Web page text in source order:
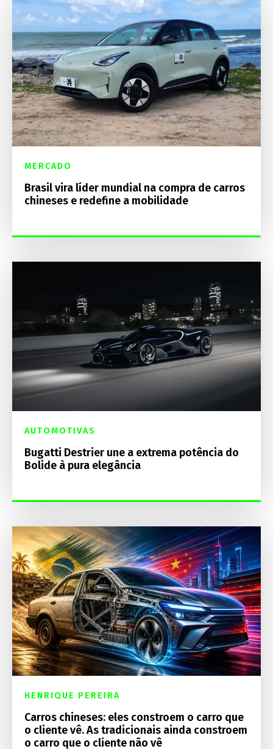
MERCADO
Brasil vira líder mundial na compra de carros
chineses e redefine a mobilidade
AUTOMOTIVAS
Bugatti Destrier une a extrema potência do
Bolide à pura elegância
HENRIQUE PEREIRA
Carros chineses: eles constroem o carro que
o cliente vê. As tradicionais ainda constroem
o carro que o cliente não vê